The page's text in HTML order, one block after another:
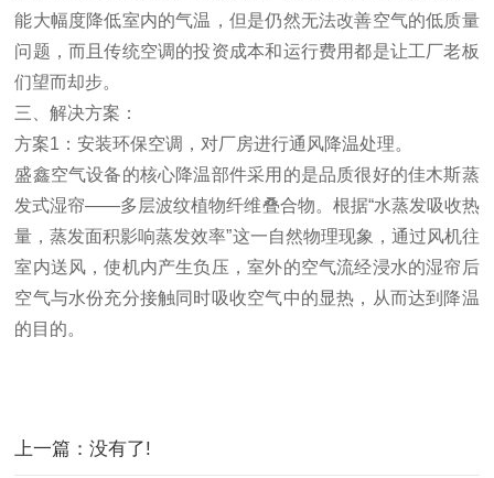
能大幅度降低室内的气温，但是仍然无法改善空气的低质量
问题，而且传统空调的投资成本和运行费用都是让工厂老板
们望而却步。
三、解决方案：
方案1：安装环保空调，对厂房进行通风降温处理。
盛鑫空气设备的核心降温部件采用的是品质很好的佳木斯蒸
发式湿帘——多层波纹植物纤维叠合物。根据“水蒸发吸收热
量，蒸发面积影响蒸发效率”这一自然物理现象，通过风机往
室内送风，使机内产生负压，室外的空气流经浸水的湿帘后
空气与水份充分接触同时吸收空气中的显热，从而达到降温
的目的。
上一篇：没有了!